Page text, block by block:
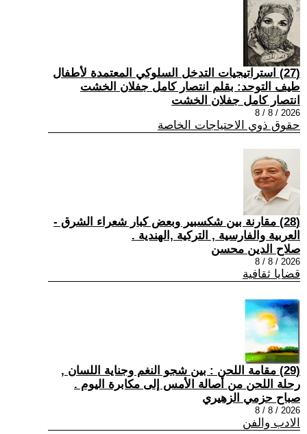
(27) استراتيجيات التدخل السلوكي المعتمدة لأطفال
طيف التوحد: بقلم انتصار كامل جفلان الخشت
انتصار كامل جفلان الخشت
2026 / 8 / 8
حقوق ذوي الاحتياجات الخاصة
(28) مقارنة بين شكسبير وبعض كبار شعراء الشرق -
العربية والفارسية , التركية ,الهندية .
صلاح الدين محسن
2026 / 8 / 8
قضايا ثقافية
(29) مقامة اللحن : بين شجو النغم وجناية اللسان ,
رحلة اللحن من أصالة الأمس إلى مكابرة اليوم .
صباح حزمي الزهيري
2026 / 8 / 8
الادب والفن